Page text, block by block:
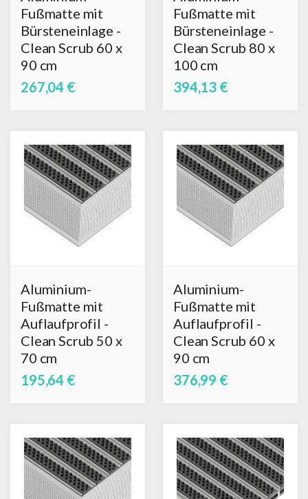
Fußmatte mit
Bürsteneinlage -
Clean Scrub 60 x
90 cm
267,04 €
Fußmatte mit
Bürsteneinlage -
Clean Scrub 80 x
100 cm
394,13 €
Aluminium-
Fußmatte mit
Auflaufprofil -
Clean Scrub 50 x
70 cm
195,64 €
Aluminium-
Fußmatte mit
Auflaufprofil -
Clean Scrub 60 x
90 cm
376,99 €